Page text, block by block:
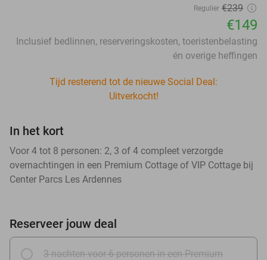
Regulier €239
€149
Inclusief bedlinnen, reserveringskosten, toeristenbelasting
én overige heffingen
Tijd resterend tot de nieuwe Social Deal:
Uitverkocht!
In het kort
Voor 4 tot 8 personen: 2, 3 of 4 compleet verzorgde
overnachtingen in een Premium Cottage of VIP Cottage bij
Center Parcs Les Ardennes
Reserveer jouw deal
3 nachten voor 6 personen in een Premium